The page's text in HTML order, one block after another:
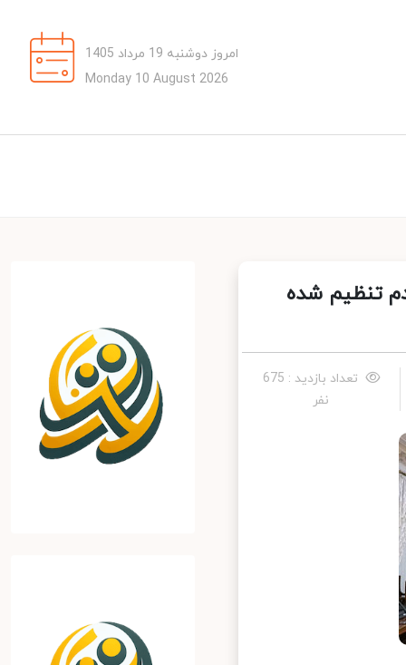
امروز دوشنبه 19 مرداد 1405
Monday 10 August 2026
تنظیم شده
تعداد بازدید : 675
نفر